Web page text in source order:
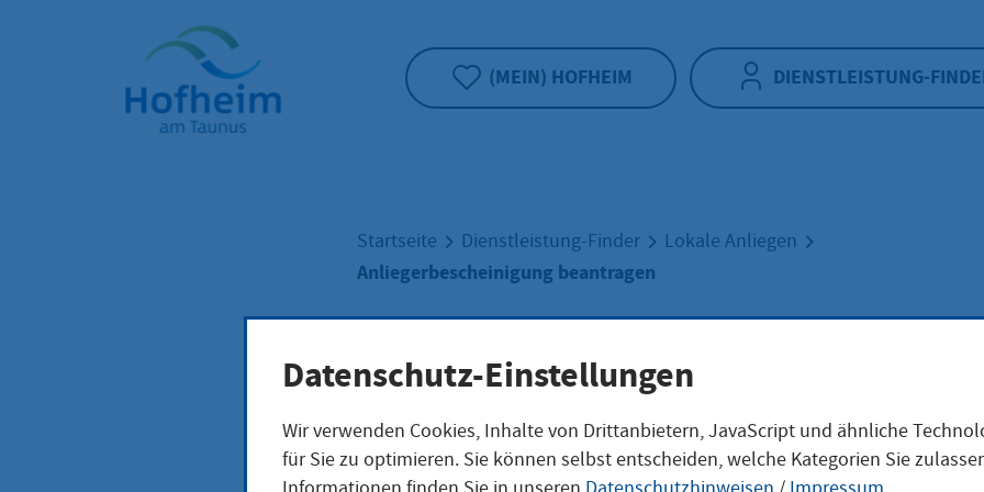
Startseite"
(MEIN) HOFHEIM DIENSTLEISTUNG-
Startseite Dienstleistung-Finder Lokale Anliegen
Anliegerbescheinigung beantragen
Anliegerbescheinigung
beantragen
Datenschutz-Einstellungen
Wir verwenden Cookies, Inhalte von Drittanbietern, JavaScript und ähnliche
für Sie zu optimieren. Sie können selbst entscheiden, welche Kategorien Sie